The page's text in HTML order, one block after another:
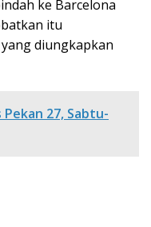
ke Barcelona
itu
diungkapkan
Pekan 27, Sabtu-